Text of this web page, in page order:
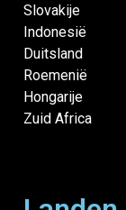
Slovakije
Indonesië
Duitsland
Roemenië
Hongarije
Zuid Africa